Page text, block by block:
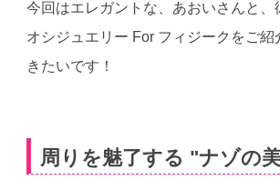
今回はエレガントな、あおいさんと
オシジュエリー For フィジークをご
きたいです！
周りを魅了する "ナゾの